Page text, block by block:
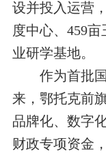
设并投入运营
度中心、459
业研学基地。
作为首批国
来，鄂托克前
品牌化、数字
财政专项资金